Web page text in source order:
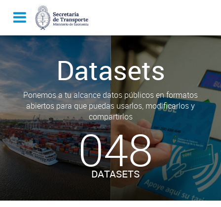
Datasets
Ponemos a tu alcance datos públicos en formatos
abiertos para que puedas usarlos, modificarlos y
compartirlos
048
DATASETS